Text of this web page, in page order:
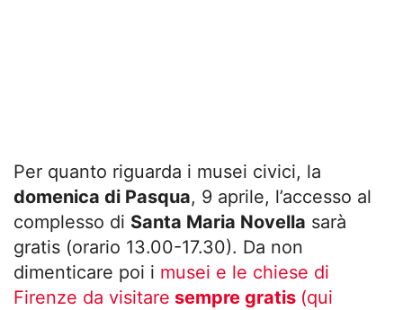
Per quanto riguarda i musei civici, la
domenica di Pasqua, 9 aprile, l’accesso al
complesso di Santa Maria Novella sarà
gratis (orario 13.00-17.30). Da non
dimenticare poi i musei e le chiese di
Firenze da visitare sempre gratis (qui